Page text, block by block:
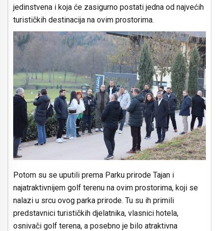
jedinstvena i koja će zasigurno postati jedna od najvećih
turističkih destinacija na ovim prostorima.
Potom su se uputili prema Parku prirode Tajan i
najatraktivnijem golf terenu na ovim prostorima, koji se
nalazi u srcu ovog parka prirode. Tu su ih primili
predstavnici turističkih djelatnika, vlasnici hotela,
osnivači golf terena, a posebno je bilo atraktivna